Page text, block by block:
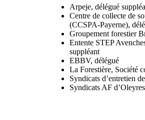
Arpeje, délégué
Centre de collecte de
(CCSPA-Payerne),
Groupement forestier
Entente STEP
suppléant
EBBV, délégué
La Forestière, Société
Syndicats d’entretien
Syndicats AF d’Oleyres